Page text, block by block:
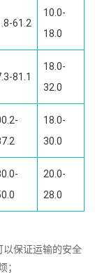
61.2
10.0-
18.0
81.1
18.0-
32.0
18.0-
30.0
20.0-
28.0
以保证运输的安全
；